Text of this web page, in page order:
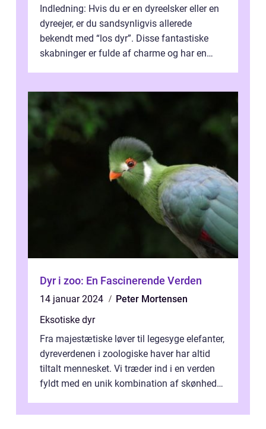
Indledning: Hvis du er en dyreelsker eller en
dyreejer, er du sandsynligvis allerede
bekendt med “los dyr”. Disse fantastiske
skabninger er fulde af charme og har en
Dyr i zoo: En Fascinerende Verden
14 januar 2024
Peter Mortensen
Eksotiske dyr
Fra majestætiske løver til legesyge elefanter,
dyreverdenen i zoologiske haver har altid
tiltalt mennesket. Vi træder ind i en verden
fyldt med en unik kombination af skønhed